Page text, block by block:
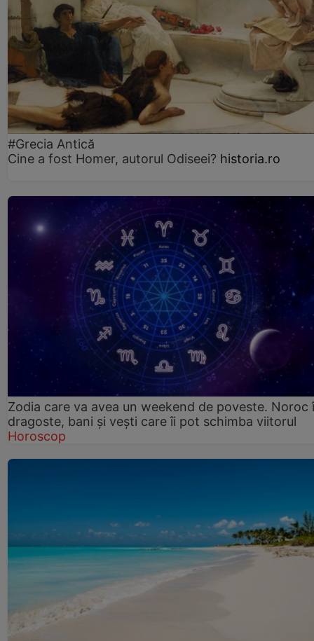
#Grecia Antică
Cine a fost Homer, autorul Odiseei? historia.ro
Zodia care va avea un weekend de poveste. Noroc
dragoste, bani și vești care îi pot schimba viitorul
Horoscop